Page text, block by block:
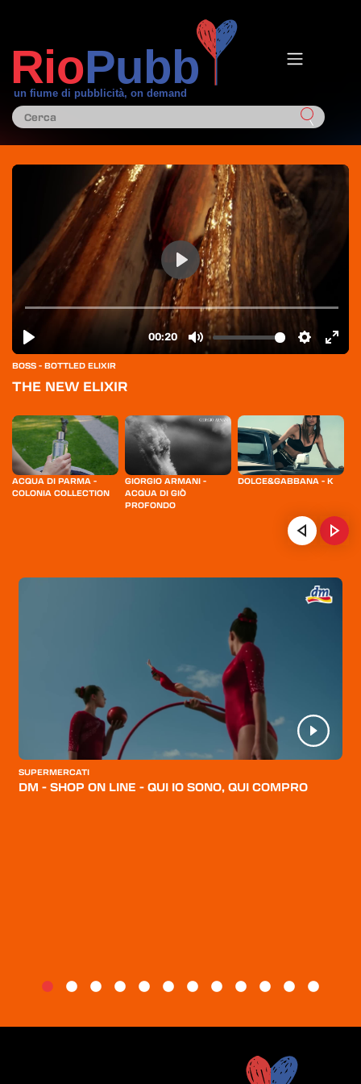
CATEGORIE
CHI SIAMO
BOSS - BOTTLED ELIXIR
THE NEW ELIXIR
ACQUA DI PARMA -
COLONIA COLLECTION
GIORGIO ARMANI -
ACQUA DI GIÒ
PROFONDO
DOLCE&GABBANA - K
SUPERMERCATI
DM - SHOP ON LINE - QUI IO SONO, QUI COMPRO